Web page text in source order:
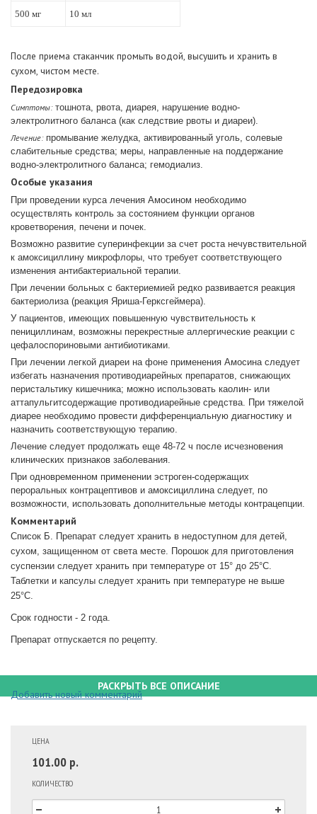
500 мг 10 мл
После приема стаканчик промыть водой, высушить и хранить в
сухом, чистом месте.
Передозировка
Симптомы:тошнота, рвота, диарея, нарушение водно-
электролитного баланса (как следствие рвоты и диареи).
Лечение:промывание желудка, активированный уголь, солевые
слабительные средства; меры, направленные на поддержание
водно-электролитного баланса; гемодиализ.
Особые указания
При проведении курса лечения Амосином необходимо
осуществлять контроль за состоянием функции органов
кроветворения, печени и почек.
Возможно развитие суперинфекции за счет роста нечувствительной
к амоксициллину микрофлоры, что требует соответствующего
изменения антибактериальной терапии.
При лечении больных с бактериемией редко развивается реакция
бактериолиза (реакция Яриша-Герксгеймера).
У пациентов, имеющих повышенную чувствительность к
пенициллинам, возможны перекрестные аллергические реакции с
цефалоспориновыми антибиотиками.
При лечении легкой диареи на фоне применения Амосина следует
избегать назначения противодиарейных препаратов, снижающих
перистальтику кишечника; можно использовать каолин- или
аттапульгитсодержащие противодиарейные средства. При тяжелой
диарее необходимо провести дифференциальную диагностику и
назначить соответствующую терапию.
Лечение следует продолжать еще 48-72 ч после исчезновения
клинических признаков заболевания.
При одновременном применении эстроген-содержащих
пероральных контрацептивов и амоксициллина следует, по
возможности, использовать дополнительные методы контрацепции.
Комментарий
Список Б. Препарат следует хранить в недоступном для детей,
сухом, защищенном от света месте. Порошок для приготовления
суспензии следует хранить при температуре от 15° до 25°С.
Таблетки и капсулы следует хранить при температуре не выше
25°С.
Срок годности - 2 года.
Препарат отпускается по рецепту.
РАСКРЫТЬ ВСЕ ОПИСАНИЕ
Добавить новый комментарий
ЦЕНА
101.00 р.
КОЛИЧЕСТВО